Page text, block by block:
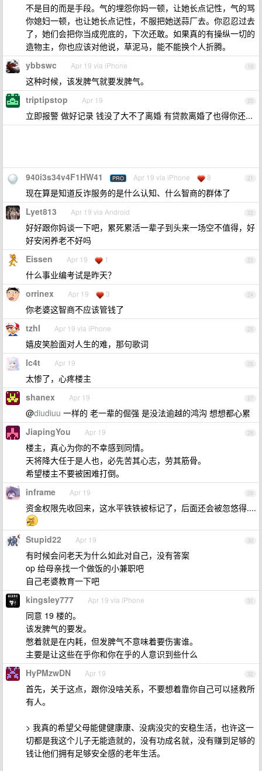
不是目的而是手段。气的埋怨你妈一顿，让她长点记性，气的骂
你媳妇一顿，也让她长点记性，不服把她送蒜厂去。你忍忍过去
了，她们会把你当成兜底的，下次还敢。如果真的有操纵一切的
造物主，你也应该对他说，草泥马，能不能换个人折腾。
19
ybbswc Apr 19 via iPhone
这种时候，该发脾气就要发脾气。
20
triptipstop Apr 19
立即报警 做好记录 钱没了大不了离婚 有贷款离婚了也得你还...
21
940i3s34v4F1HW41 PRO Apr 19 via iPhone 8
现在算是知道反诈服务的是什么认知、什么智商的群体了
22
Lyet813 Apr 19 via Android
好好跟你妈谈一下吧，累死累活一辈子到头来一场空不值得，好
好安闲养老不好吗
23
Eissen Apr 19 1
什么事业编考试是昨天？
24
orrinex Apr 19 3
你老婆这智商不应该管钱了
25
tzhl Apr 19 via iPhone
嬉皮笑脸面对人生的难，那句歌词
26
lc4t Apr 19
太惨了，心疼楼主
27
shanex Apr 19
@diudiuu 一样的 老一辈的倔强 是没法逾越的鸿沟 想想都心累
28
JiapingYou Apr 19
楼主，真心为你的不幸感到同情。
天将降大任于是人也，必先苦其心志，劳其筋骨。
希望楼主不要被困难打倒。
29
inframe Apr 19
资金权限先收回来，这水平铁铁被标记了，后面还会被忽悠得....
30
Stupid22 Apr 19
有时候会问老天为什么如此对自己，没有答案
op 给母亲找一个做饭的小兼职吧
自己老婆教育一下吧
31
kingsley777 Apr 19 via iPhone
同意 19 楼的。
该发脾气的要发。
憋着就是在内耗，但发脾气不意味着要伤害谁。
主要是让这些在乎你和你在乎的人意识到些什么
32
HyPMzwDN Apr 19
首先，关于这点，跟你没啥关系，不要想着靠你自己可以拯救所
有人。
> 我真的希望父母能健健康康、没病没灾的安稳生活，也许这一
切都是我这个儿子无能造就的，没有功成名就，没有赚到足够的
钱让他们拥有足够安全感的老年生活。